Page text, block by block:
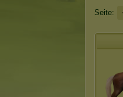
Seite: